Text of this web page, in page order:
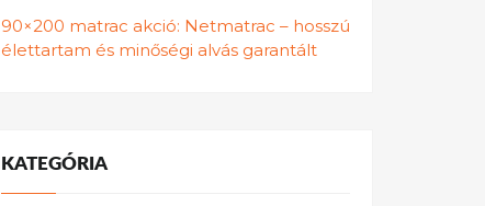
90×200 matrac akció: Netmatrac – hosszú
élettartam és minőségi alvás garantált
KATEGÓRIA